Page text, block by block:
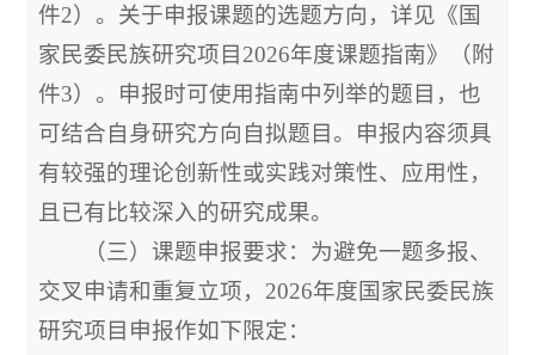
件2）。关于申报课题的选题方向，详见《国
家民委民族研究项目2026年度课题指南》（附
件3）。申报时可使用指南中列举的题目，也
可结合自身研究方向自拟题目。申报内容须具
有较强的理论创新性或实践对策性、应用性，
且已有比较深入的研究成果。
（三）课题申报要求：为避免一题多报、
交叉申请和重复立项，2026年度国家民委民族
研究项目申报作如下限定：